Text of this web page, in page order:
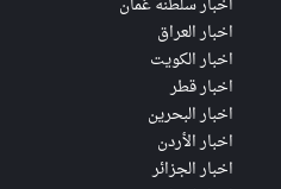
اخبار العراق
اخبار الكويت
اخبار قطر
اخبار البحرين
اخبار الأردن
اخبار الجزائر